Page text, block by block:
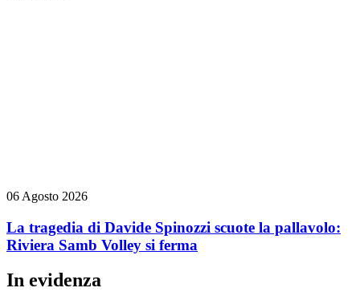
06 Agosto 2026
La tragedia di Davide Spinozzi scuote la pallavolo:
Riviera Samb Volley si ferma
In evidenza